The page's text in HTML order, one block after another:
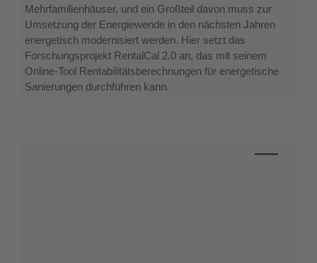
RentalCal
2.0
Mehrfamilienhäuser, und ein Großteil davon muss zur
Umsetzung der Energiewende in den nächsten Jahren
energetisch modernisiert werden. Hier setzt das
Forschungsprojekt RentalCal 2.0 an, das mit seinem
Online-Tool Rentabilitätsberechnungen für energetische
Sanierungen durchführen kann.